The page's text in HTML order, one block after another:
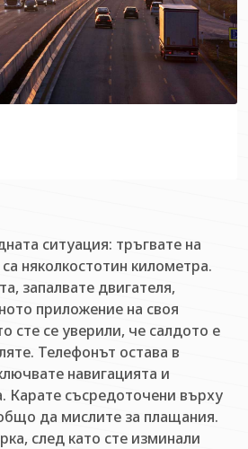
ситуация: тръгвате на
няколкостотин километра.
запалвате двигателя,
приложение на своя
сте се уверили, че салдото е
Телефонът остава в
навигацията и
Карате съсредоточени върху
да мислите за плащания.
след като сте изминали